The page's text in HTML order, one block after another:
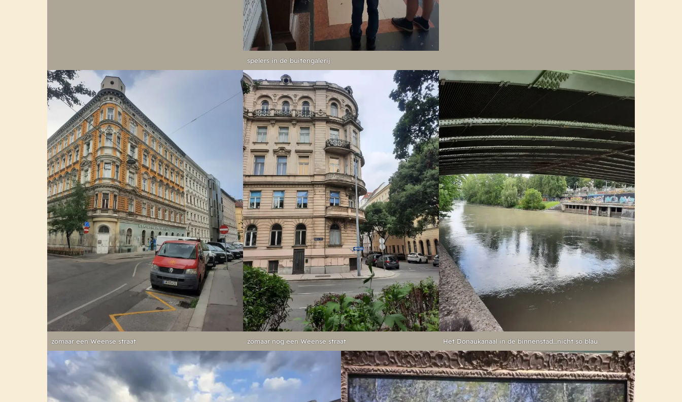
spelers in de buitengalerij
zomaar een Weense straat zomaar nog een Weense straat Het Donaukanaal in de binnenstad…nicht so blau